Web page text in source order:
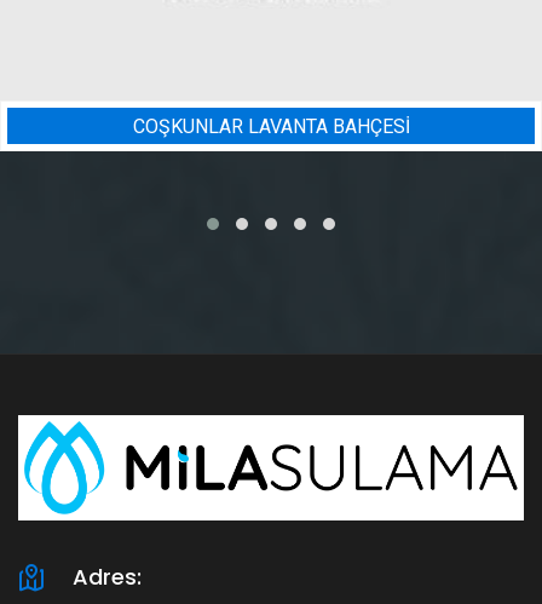
BADEM BAHÇESI
Adres: